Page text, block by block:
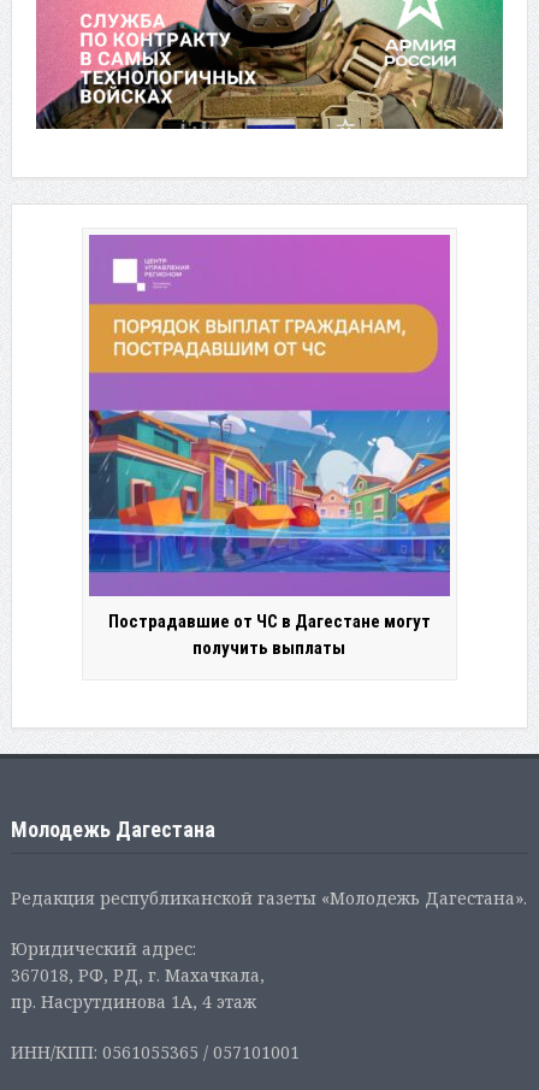
Пострадавшие от ЧС в Дагестане могут
получить выплаты
Молодежь Дагестана
Редакция республиканской газеты «Молодежь Дагестана».
Юридический адрес:
367018, РФ, РД, г. Махачкала,
пр. Насрутдинова 1А, 4 этаж
ИНН/КПП: 0561055365 / 057101001